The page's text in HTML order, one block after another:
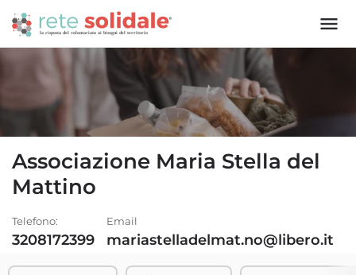
Associazione Maria Stella del
Mattino
Telefono:
3208172399
Email
mariastelladelmat.no@libero.it